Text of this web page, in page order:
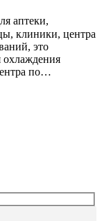
аптеки,
клиники, центра
это
охлаждения
по…